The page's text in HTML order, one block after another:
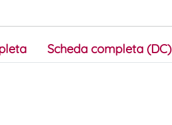
Scheda completa (DC)